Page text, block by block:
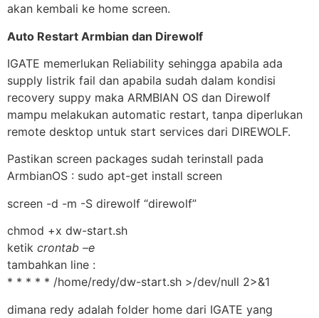
akan kembali ke home screen.
Auto Restart Armbian dan Direwolf
IGATE memerlukan Reliability sehingga apabila ada
supply listrik fail dan apabila sudah dalam kondisi
recovery suppy maka ARMBIAN OS dan Direwolf
mampu melakukan automatic restart, tanpa diperlukan
remote desktop untuk start services dari DIREWOLF.
Pastikan screen packages sudah terinstall pada
ArmbianOS : sudo apt-get install screen
screen -d -m -S direwolf “direwolf”
chmod +x dw-start.sh
ketik crontab –e
tambahkan line :
* * * * * /home/redy/dw-start.sh >/dev/null 2>&1
dimana redy adalah folder home dari IGATE yang